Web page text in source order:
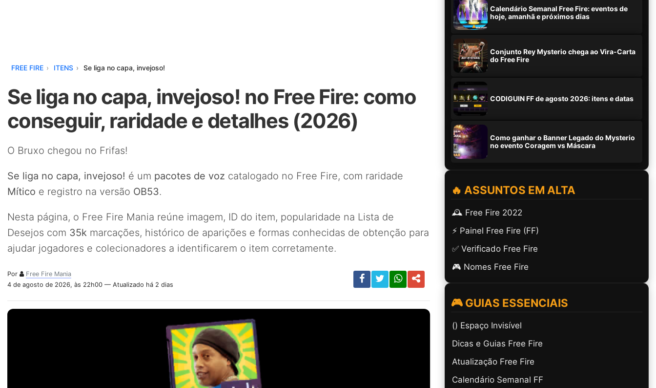
FREE FIRE ITENS Se liga no capa, invejoso!
Se liga no capa, invejoso! no Free Fire: como
conseguir, raridade e detalhes (2026)
O Bruxo chegou no Frifas!
Se liga no capa, invejoso! é um pacotes de voz catalogado no Free Fire, com raridade
Mítico e registro na versão OB53.
Nesta página, o Free Fire Mania reúne imagem, ID do item, popularidade na Lista de
Desejos com 35k marcações, histórico de aparições e formas conhecidas de obtenção para
ajudar jogadores e colecionadores a identificarem o item corretamente.
Por
Free Fire Mania
4 de agosto de 2026, às 22h00 — Atualizado há 2 dias
Calendário Semanal Free Fire: eventos de
hoje, amanhã e próximos dias
Conjunto Rey Mysterio chega ao Vira-Carta
do Free Fire
CODIGUIN FF de agosto 2026: itens e datas
Como ganhar o Banner Legado do Mysterio
no evento Coragem vs Máscara
🔥 ASSUNTOS EM ALTA
🕰️ Free Fire 2022
⚡ Painel Free Fire (FF)
✅ Verificado Free Fire
🎮 Nomes Free Fire
🎮 GUIAS ESSENCIAIS
(ㅤ) Espaço Invisível
Dicas e Guias Free Fire
Atualização Free Fire
Calendário Semanal FF